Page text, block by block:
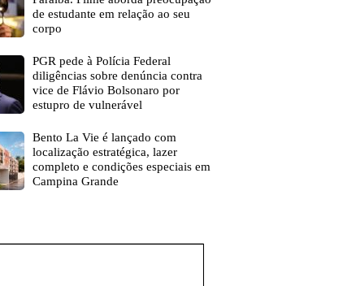
de estudante em relação ao seu
corpo
PGR pede à Polícia Federal
diligências sobre denúncia contra
vice de Flávio Bolsonaro por
estupro de vulnerável
Bento La Vie é lançado com
localização estratégica, lazer
completo e condições especiais em
Campina Grande